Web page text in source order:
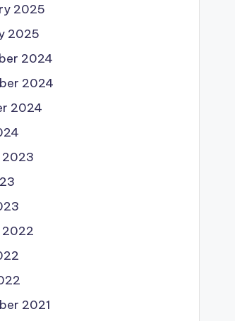
2025
2025
2024
2024
2024
2023
2022
2021